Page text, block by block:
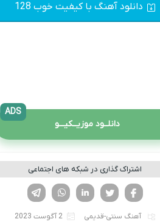
دانلود آهنگ با کیفیت خوب 128
دانلــود موزیــکیـــو
ADS
اشتراک گذاری در شبکه های اجتماعی
لینکدین تویتر
فیسوک
آهنگ سنتی-قدیمی 2 آگوست 2023